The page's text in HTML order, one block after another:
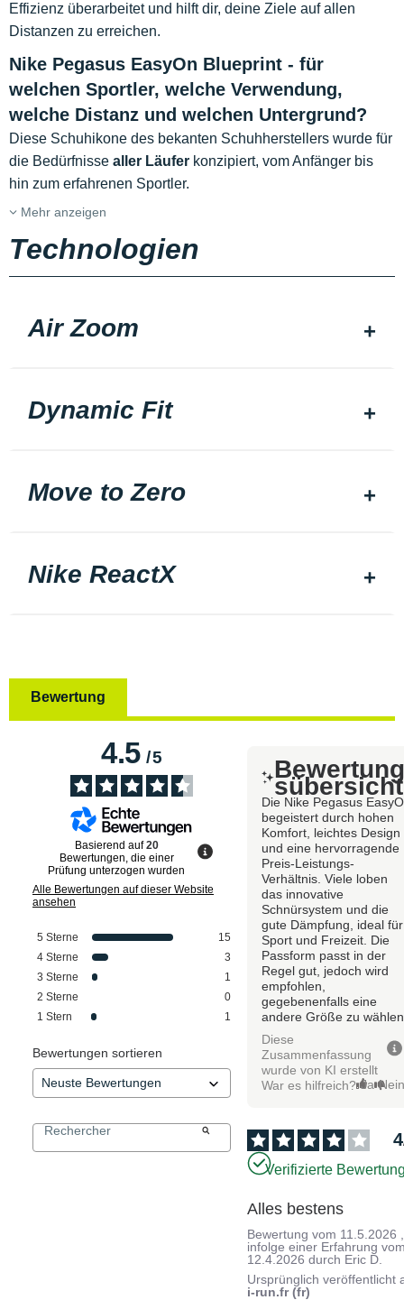
Effizienz überarbeitet und hilft dir, deine Ziele auf allen
Distanzen zu erreichen.
Nike Pegasus EasyOn Blueprint - für
welchen Sportler, welche Verwendung,
welche Distanz und welchen Untergrund?
Diese Schuhikone des bekanten Schuhherstellers wurde für
die Bedürfnisse aller Läufer konzipiert, vom Anfänger bis
hin zum erfahrenen Sportler.
Mehr anzeigen
Technologien
Air Zoom
Dynamic Fit
Move to Zero
Nike ReactX
Bewertung
4.5/5
Basierend auf20
Bewertungen, die einer
Prüfung unterzogen wurden
Alle Bewertungen auf dieser Website
ansehen
5 Sterne
15
4 Sterne
3
3 Sterne
1
2 Sterne
0
1 Stern 1
Bewertungen sortieren
sübersicht
Die Nike Pegasus
begeistert durch hohen
Komfort, leichtes Design
und eine hervorragende
Preis-Leistungs-
Verhältnis. Viele loben
das innovative
Schnürsystem und die
gute Dämpfung, ideal für
Sport und Freizeit. Die
Passform passt in der
Regel gut, jedoch wird
empfohlen,
gegebenenfalls eine
andere Größe zu
Diese
Zusammenfassung
wurde von KI erstellt
War es hilfreich? Ja
4
Verifizierte
Alles bestens
Bewertung vom 11.5.2026
infolge einer Erfahrung
12.4.2026 durch Eric D.
Ursprünglich veröffentlicht
i-run.fr (fr)